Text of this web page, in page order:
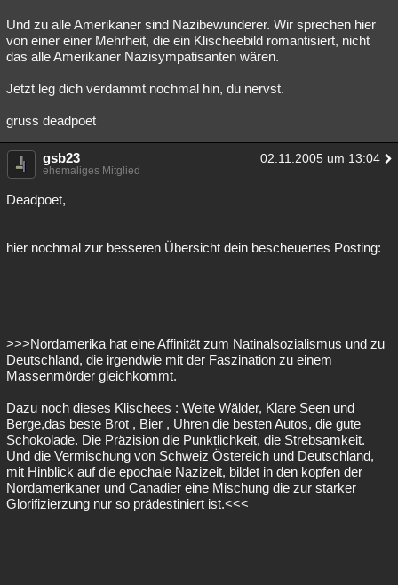
Und zu alle Amerikaner sind Nazibewunderer. Wir sprechen hier
von einer einer Mehrheit, die ein Klischeebild romantisiert, nicht
das alle Amerikaner Nazisympatisanten wären.
Jetzt leg dich verdammt nochmal hin, du nervst.
gruss deadpoet
gsb23 02.11.2005 um 13:04
ehemaliges Mitglied
Deadpoet,
hier nochmal zur besseren Übersicht dein bescheuertes Posting:
>>>Nordamerika hat eine Affinität zum Natinalsozialismus und zu
Deutschland, die irgendwie mit der Faszination zu einem
Massenmörder gleichkommt.
Dazu noch dieses Klischees : Weite Wälder, Klare Seen und
Berge,das beste Brot , Bier , Uhren die besten Autos, die gute
Schokolade. Die Präzision die Punktlichkeit, die Strebsamkeit.
Und die Vermischung von Schweiz Östereich und Deutschland,
mit Hinblick auf die epochale Nazizeit, bildet in den kopfen der
Nordamerikaner und Canadier eine Mischung die zur starker
Glorifizierzung nur so prädestiniert ist.<<<